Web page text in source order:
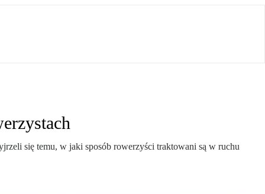
się temu, w jaki sposób rowerzyści traktowani są w ruchu